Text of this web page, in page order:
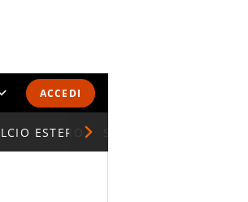
ACCEDI
E CLASSIFICHE
ESTERO